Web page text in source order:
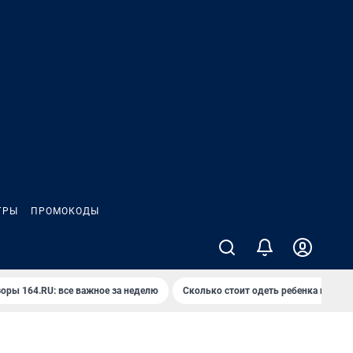
ПРОМОКОДЫ
164.RU: все важное за неделю Сколько стоит одеть ребенка на